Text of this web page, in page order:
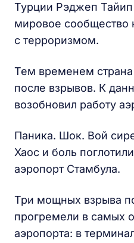
Турции Рэджеп
мировое сообщество
с терроризмом.
Тем временем страна
после взрывов. К
возобновил работу
Паника. Шок. Вой
Хаос и боль
аэропорт Стамбула.
Три мощных взрыва
прогремели в самых
аэропорта: в